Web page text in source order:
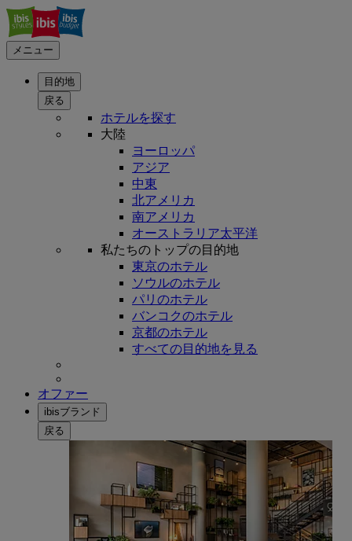
メニュー
目的地
戻る
ホテルを探す
大陸
ヨーロッパ
アジア
中東
北アメリカ
南アメリカ
オーストラリア太平洋
私たちのトップの目的地
東京のホテル
ソウルのホテル
パリのホテル
バンコクのホテル
京都のホテル
すべての目的地を見る
オファー
ibisブランド
戻る